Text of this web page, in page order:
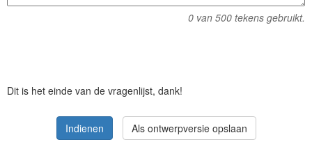
a
0 van 500 tekens gebruikt.
Dit is het einde van de vragenlijst, dank!
Indienen